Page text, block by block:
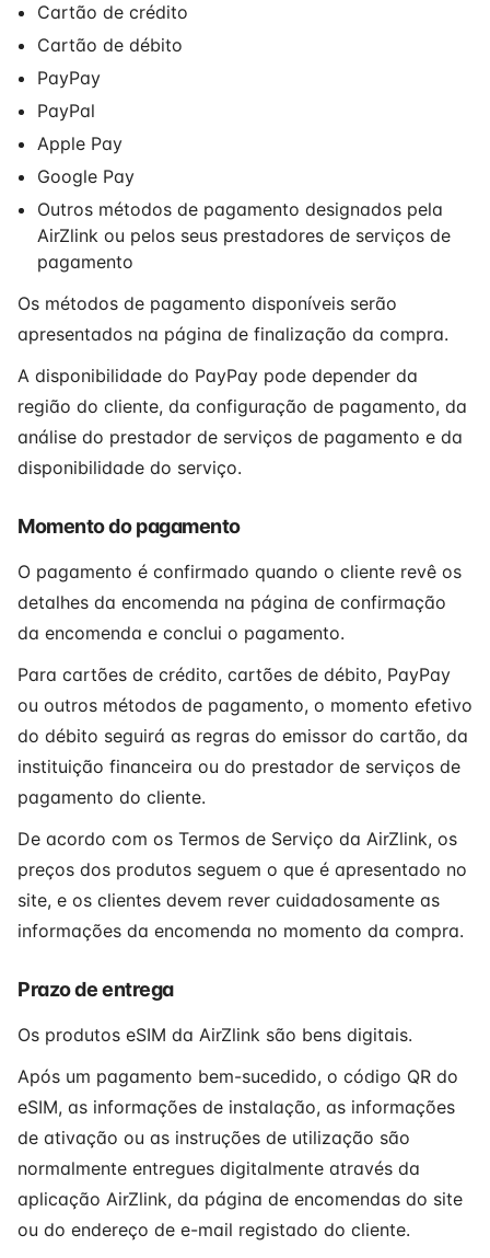
Cartão de crédito
Cartão de débito
PayPay
PayPal
Apple Pay
Google Pay
Outros métodos de pagamento designados pela
AirZlink ou pelos seus prestadores de serviços de
pagamento
Os métodos de pagamento disponíveis serão
apresentados na página de finalização da compra.
A disponibilidade do PayPay pode depender da
região do cliente, da configuração de pagamento, da
análise do prestador de serviços de pagamento e da
disponibilidade do serviço.
Momento do pagamento
O pagamento é confirmado quando o cliente revê os
detalhes da encomenda na página de confirmação
da encomenda e conclui o pagamento.
Para cartões de crédito, cartões de débito, PayPay
ou outros métodos de pagamento, o momento efetivo
do débito seguirá as regras do emissor do cartão, da
instituição financeira ou do prestador de serviços de
pagamento do cliente.
De acordo com os Termos de Serviço da AirZlink, os
preços dos produtos seguem o que é apresentado no
site, e os clientes devem rever cuidadosamente as
informações da encomenda no momento da compra.
Prazo de entrega
Os produtos eSIM da AirZlink são bens digitais.
Após um pagamento bem-sucedido, o código QR do
eSIM, as informações de instalação, as informações
de ativação ou as instruções de utilização são
normalmente entregues digitalmente através da
aplicação AirZlink, da página de encomendas do site
ou do endereço de e-mail registado do cliente.